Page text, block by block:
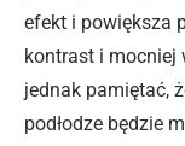
efekt i powiększa
kontrast i mocniej
jednak pamiętać,
podłodze będzie